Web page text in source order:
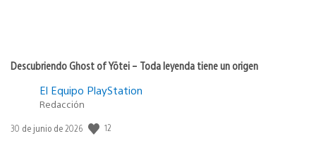
Descubriendo Ghost of Yōtei – Toda leyenda tiene un origen
El Equipo PlayStation
Redacción
Fecha
30 de junio de 2026 12